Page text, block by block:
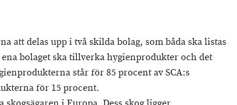
att delas upp i två skilda bolag, som båda ska listas
bolaget ska tillverka hygienprodukter och det
står för 85 procent av SCA:s
för 15 procent.